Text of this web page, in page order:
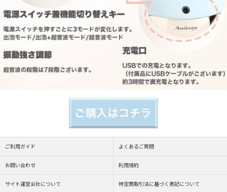
ご利用ガイド よくあるご質問
お問い合わせ 利用規約
サイト運営会社について 特定商取引法に基づく表記について